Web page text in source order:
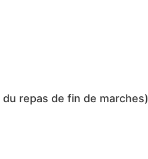
repas de fin de marches)